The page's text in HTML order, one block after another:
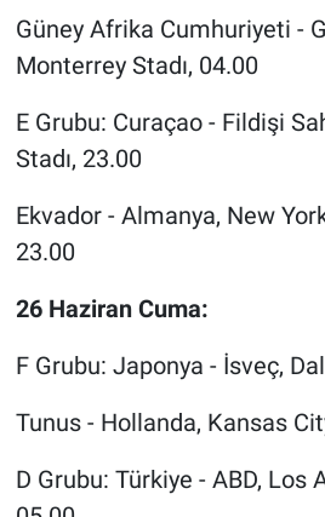
Güney Afrika Cumhuriyeti -
Monterrey Stadı, 04.00
E Grubu: Curaçao - Fildişi
Stadı, 23.00
Ekvador - Almanya, New
23.00
26 Haziran Cuma:
F Grubu: Japonya - İsveç,
Tunus - Hollanda, Kansas
D Grubu: Türkiye - ABD, Los